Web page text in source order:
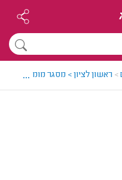
> ראשון לציון > מסגר מומלץ -
...